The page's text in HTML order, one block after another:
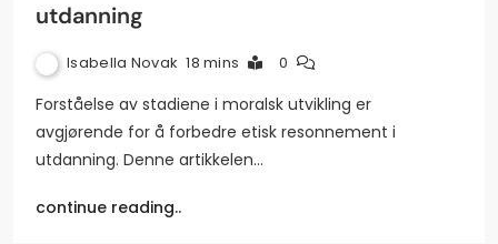
utdanning
Isabella Novak 18 mins 0
Forståelse av stadiene i moralsk utvikling er
avgjørende for å forbedre etisk resonnement i
utdanning. Denne artikkelen…
continue reading..